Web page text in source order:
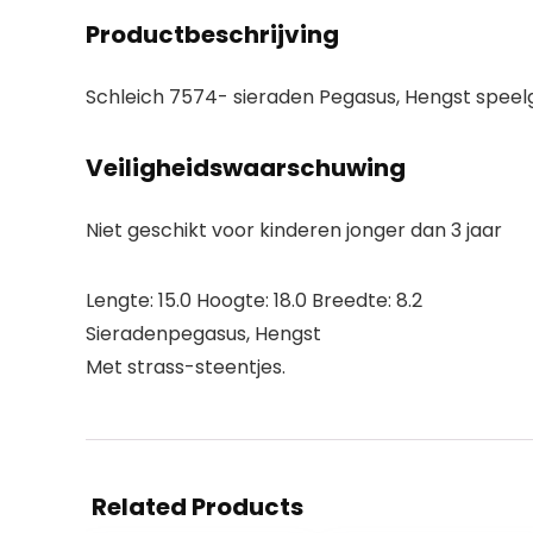
Productbeschrijving
Schleich 7574- sieraden Pegasus, Hengst
Veiligheidswaarschuwing
Niet geschikt voor kinderen jonger dan 3 jaar
Lengte: 15.0 Hoogte: 18.0 Breedte: 8.2
Sieradenpegasus, Hengst
Met strass-steentjes.
Related Products